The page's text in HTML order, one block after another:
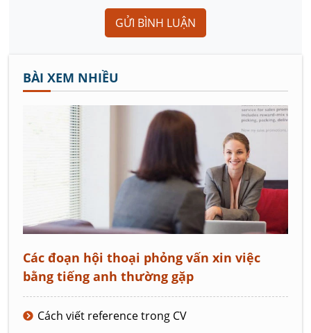
GỬI BÌNH LUẬN
BÀI XEM NHIỀU
Các đoạn hội thoại phỏng vấn xin việc
bằng tiếng anh thường gặp
Cách viết reference trong CV